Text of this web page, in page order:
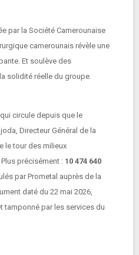
par la Société Camerounaise
camerounais révèle une
Et soulève des
solidité réelle du groupe.
circule depuis que le
Directeur Général de la
le tour des milieux
précisément : 10 474 640
par Prometal auprès de la
daté du 22 mai 2026,
tamponné par les services du